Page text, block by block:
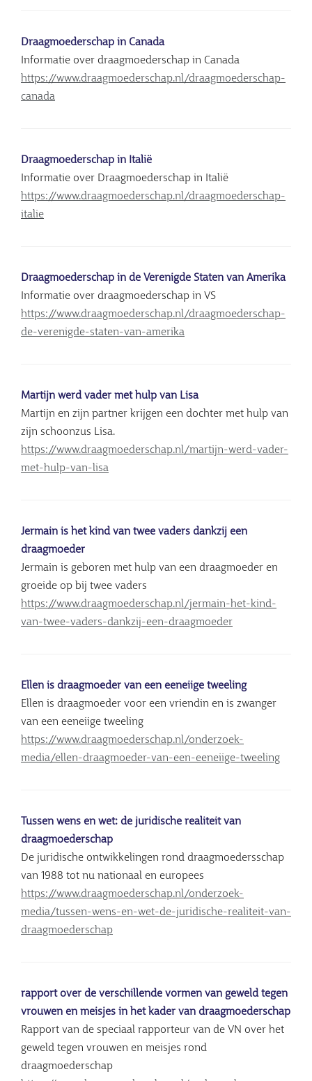
Draagmoederschap in Canada
Informatie over draagmoederschap in Canada
https://www.draagmoederschap.nl/draagmoederschap-
canada
Draagmoederschap in Italië
Informatie over Draagmoederschap in Italië
https://www.draagmoederschap.nl/draagmoederschap-
italie
Draagmoederschap in de Verenigde Staten van Amerika
Informatie over draagmoederschap in VS
https://www.draagmoederschap.nl/draagmoederschap-
de-verenigde-staten-van-amerika
Martijn werd vader met hulp van Lisa
Martijn en zijn partner krijgen een dochter met hulp van
zijn schoonzus Lisa.
https://www.draagmoederschap.nl/martijn-werd-vader-
met-hulp-van-lisa
Jermain is het kind van twee vaders dankzij een
draagmoeder
Jermain is geboren met hulp van een draagmoeder en
groeide op bij twee vaders
https://www.draagmoederschap.nl/jermain-het-kind-
van-twee-vaders-dankzij-een-draagmoeder
Ellen is draagmoeder van een eeneiige tweeling
Ellen is draagmoeder voor een vriendin en is zwanger
van een eeneiige tweeling
https://www.draagmoederschap.nl/onderzoek-
media/ellen-draagmoeder-van-een-eeneiige-tweeling
Tussen wens en wet: de juridische realiteit van
draagmoederschap
De juridische ontwikkelingen rond draagmoedersschap
van 1988 tot nu nationaal en europees
https://www.draagmoederschap.nl/onderzoek-
media/tussen-wens-en-wet-de-juridische-realiteit-van-
draagmoederschap
rapport over de verschillende vormen van geweld tegen
vrouwen en meisjes in het kader van draagmoederschap
Rapport van de speciaal rapporteur van de VN over het
geweld tegen vrouwen en meisjes rond
draagmoederschap